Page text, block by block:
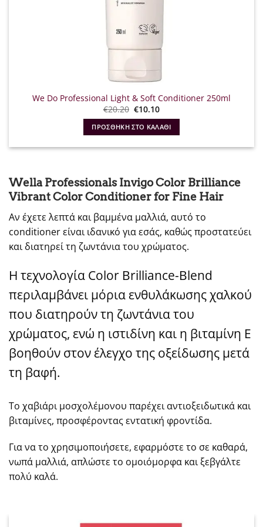
We Do Professional Light & Soft Conditioner 250ml
€20.20 Original
price
was:
€20.20.
€10.10Η
τιμή
είναι:
€10.10.
ΠΡΟΣΘΉΚΗ ΣΤΟ ΚΑΛΆΘΙ
Wella Professionals Invigo Color Brilliance
Vibrant Color Conditioner for Fine Hair
Αν έχετε λεπτά και βαμμένα μαλλιά, αυτό το
conditioner είναι ιδανικό για εσάς, καθώς προστατεύει
και διατηρεί τη ζωντάνια του χρώματος.
Η τεχνολογία Color Brilliance-Blend
περιλαμβάνει μόρια ενθυλάκωσης χαλκού
που διατηρούν τη ζωντάνια του
χρώματος, ενώ η ιστιδίνη και η βιταμίνη Ε
βοηθούν στον έλεγχο της οξείδωσης μετά
τη βαφή.
Το χαβιάρι μοσχολέμονου παρέχει αντιοξειδωτικά και
βιταμίνες, προσφέροντας εντατική φροντίδα.
Για να το χρησιμοποιήσετε, εφαρμόστε το σε καθαρά,
νωπά μαλλιά, απλώστε το ομοιόμορφα και ξεβγάλτε
πολύ καλά.